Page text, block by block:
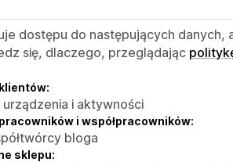
dostępu do następujących danych,
się, dlaczego, przeglądając
i aktywności
i współpracowników:
bloga
sklepu: